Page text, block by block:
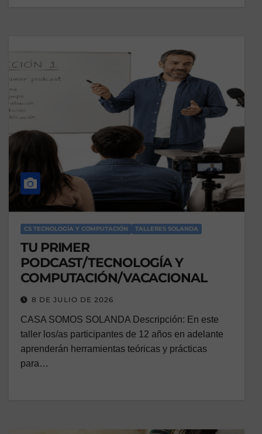
CS TECNOLOGÍA Y COMPUTACIÓN TALLERES SOLANDA
TU PRIMER
PODCAST/TECNOLOGÍA Y
COMPUTACIÓN/VACACIONAL
8 DE JULIO DE 2026
CASA SOMOS SOLANDA Descripción: En este
taller los/as participantes de 12 años en adelante
aprenderán herramientas teóricas y prácticas
para…